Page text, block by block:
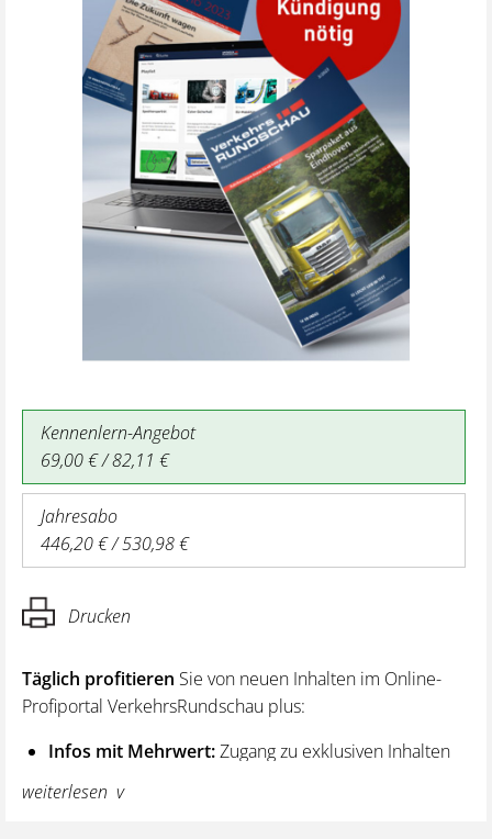
Kennenlern-Angebot
69,00 € / 82,11 €
Jahresabo
446,20 € / 530,98 €
Drucken
Täglich profitieren Sie von neuen Inhalten im Online-
Profiportal VerkehrsRundschau plus:
Infos mit Mehrwert:Zugang zu exklusiven Inhalten
und Hintergrundwissen – von aktuellen Regelungen
wie z. B. bei den Lenk- und Ruhezeiten,
weiterlesen